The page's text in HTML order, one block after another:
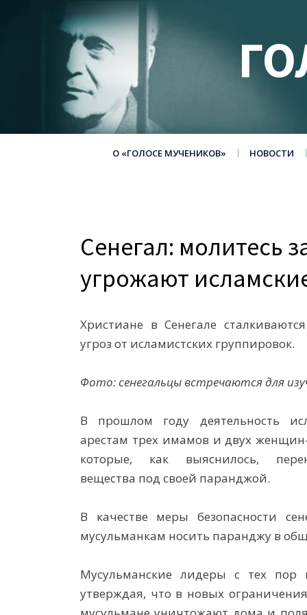
О «ГОЛОСЕ МУЧЕНИКОВ» НОВОСТИ
Сенегал: молитесь
угрожают
Христиане в Сенегале
угроз от исламистских группировок.
Фото: сенегальцы встречаются для
В прошлом году деятельность
арестам трех имамов и двух
которые, как выяснилось,
вещества под своей паранджой.
В качестве меры безопасности
мусульманкам носить паранджу в
Мусульманские лидеры с тех
утверждая, что в новых